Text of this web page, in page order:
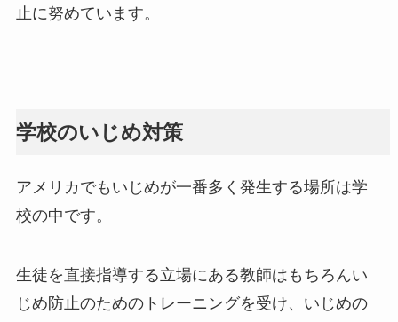
止に努めています。
学校のいじめ対策
アメリカでもいじめが一番多く発生する場所は学
校の中です。
生徒を直接指導する立場にある教師はもちろんい
じめ防止のためのトレーニングを受け、いじめの